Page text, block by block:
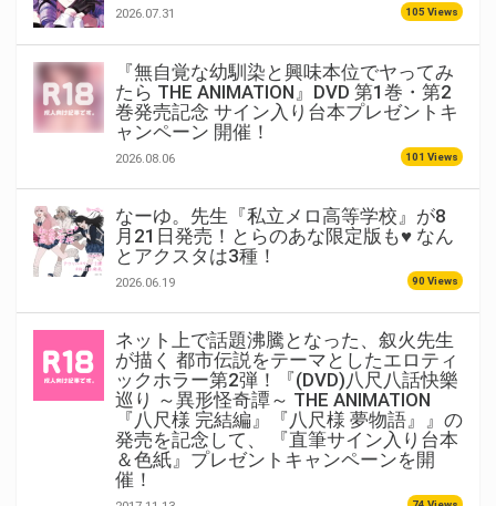
2026.07.31 105 Views
『無自覚な幼馴染と興味本位でヤってみ
たら THE ANIMATION』DVD 第1巻・第2
巻発売記念 サイン入り台本プレゼントキ
ャンペーン 開催！
2026.08.06 101 Views
なーゆ。先生『私立メロ高等学校』が8
月21日発売！とらのあな限定版も♥ なん
とアクスタは3種！
2026.06.19 90 Views
ネット上で話題沸騰となった、叙火先生
が描く 都市伝説をテーマとしたエロティ
ックホラー第2弾！『(DVD)八尺八話快樂
巡り ～異形怪奇譚～ THE ANIMATION
『八尺様 完結編』『八尺様 夢物語』』の
発売を記念して、 『直筆サイン入り台本
＆色紙』プレゼントキャンペーンを開
催！